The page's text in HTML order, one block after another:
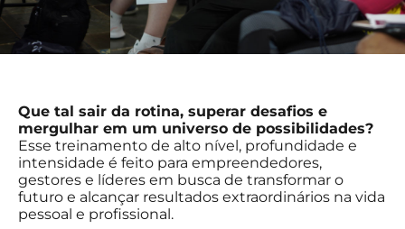
Que tal sair da rotina, superar desafios e
mergulhar em um universo de possibilidades?
Esse treinamento de alto nível, profundidade e
intensidade é feito para empreendedores,
gestores e líderes em busca de transformar o
futuro e alcançar resultados extraordinários na vida
pessoal e profissional.